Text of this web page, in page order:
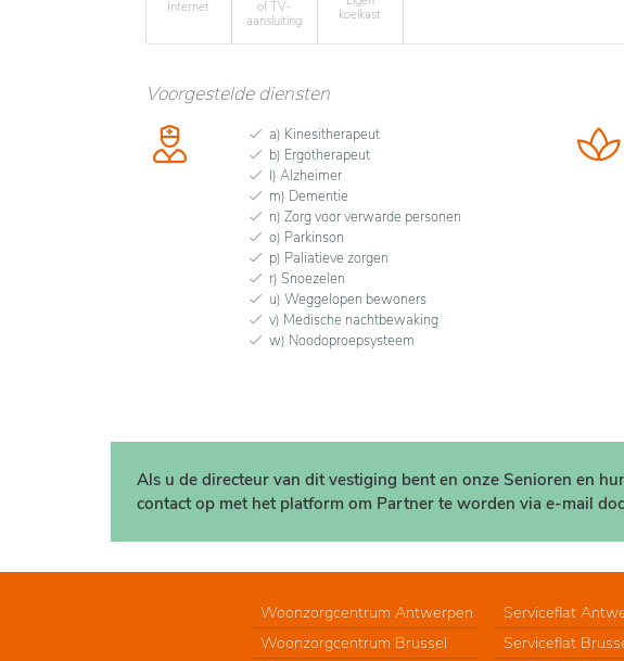
Internet
of TV-
aansluiting
koelkast
Voorgestelde diensten
a) Kinesitherapeut
b) Ergotherapeut
l) Alzheimer
m) Dementie
n) Zorg voor verwarde personen
o) Parkinson
p) Paliatieve zorgen
r) Snoezelen
u) Weggelopen bewoners
v) Medische nachtbewaking
w) Noodoproepsysteem
Als u de directeur van dit vestiging bent en onze Senioren en
contact op met het platform om Partner te worden via e-mail
Woonzorgcentrum Antwerpen
Woonzorgcentrum Brussel
Serviceflat
Serviceflat